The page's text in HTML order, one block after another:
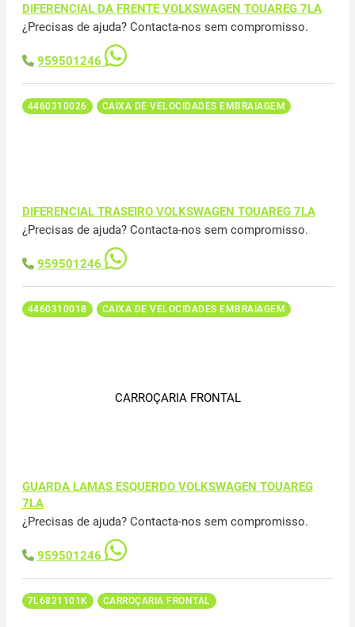
DIFERENCIAL DA FRENTE VOLKSWAGEN TOUAREG 7LA
¿Precisas de ajuda? Contacta-nos sem compromisso.
959501246
4460310026 CAIXA DE VELOCIDADES EMBRAIAGEM
DIFERENCIAL TRASEIRO VOLKSWAGEN TOUAREG 7LA
¿Precisas de ajuda? Contacta-nos sem compromisso.
959501246
4460310018 CAIXA DE VELOCIDADES EMBRAIAGEM
CARROÇARIA FRONTAL
GUARDA LAMAS ESQUERDO VOLKSWAGEN TOUAREG
7LA
¿Precisas de ajuda? Contacta-nos sem compromisso.
959501246
7L6821101K CARROÇARIA FRONTAL